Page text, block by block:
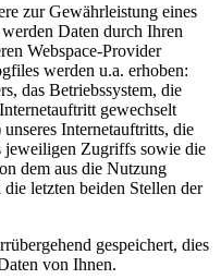
zur Gewährleistung eines
Daten durch Ihren
Webspace-Provider
werden u.a. erhoben:
das Betriebssystem, die
gewechselt
Internetauftritts, die
jeweiligen Zugriffs sowie die
dem aus die Nutzung
letzten beiden Stellen der
gespeichert, dies
von Ihnen.